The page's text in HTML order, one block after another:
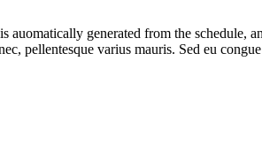
auomatically generated from the schedule,
pellentesque varius mauris. Sed eu